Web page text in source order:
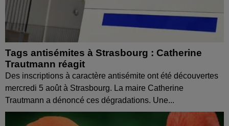
Tags antisémites à Strasbourg : Catherine
Trautmann réagit
Des inscriptions à caractère antisémite ont été découvertes
mercredi 5 août à Strasbourg. La maire Catherine
Trautmann a dénoncé ces dégradations. Une...